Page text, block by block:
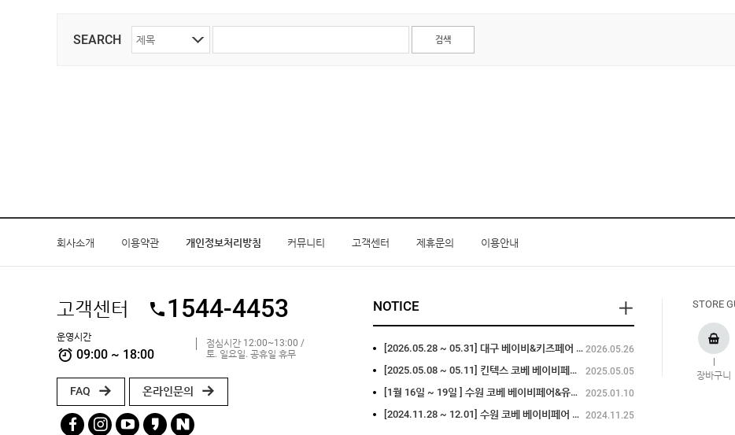
SEARCH
회사소개 이용약관 개인정보처리방침 커뮤니티 고객센터 제휴문의 이용안내
고객센터 1544-4453
운영시간
09:00 ~ 18:00
점심시간 12:00~13:00 /
토. 일요일. 공휴일 휴무
FAQ 온라인문의
NOTICE
[2026.05.28 ~ 05.31] 대구 베이비&키즈페어 참가 2026.05.26
[2025.05.08 ~ 05.11] 킨텍스 코베 베이비페어 참가 2025.05.05
[1월 16일 ~ 19일 ] 수원 코베 베이비페어&유아교육용품전 참가 2025.01.10
[2024.11.28 ~ 12.01] 수원 코베 베이비페어 참가 2024.11.25
STORE
장바구니